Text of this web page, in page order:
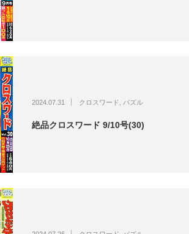
2024.07.31 クロスワード パズル
絶品クロスワード 9/10号(30)